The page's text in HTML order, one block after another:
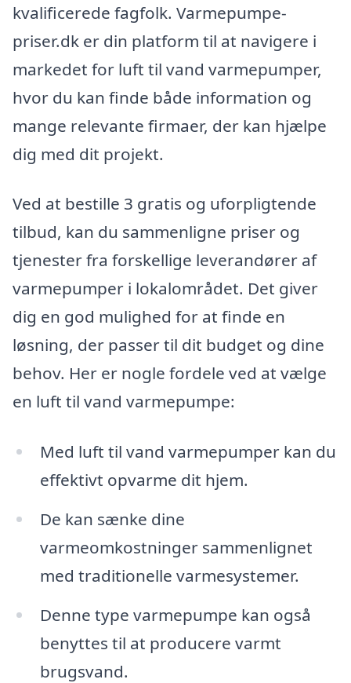
kvalificerede fagfolk. Varmepumpe-
priser.dk er din platform til at navigere i
markedet for luft til vand varmepumper,
hvor du kan finde både information og
mange relevante firmaer, der kan hjælpe
dig med dit projekt.
Ved at bestille 3 gratis og uforpligtende
tilbud, kan du sammenligne priser og
tjenester fra forskellige leverandører af
varmepumper i lokalområdet. Det giver
dig en god mulighed for at finde en
løsning, der passer til dit budget og dine
behov. Her er nogle fordele ved at vælge
en luft til vand varmepumpe:
Med luft til vand varmepumper kan du
effektivt opvarme dit hjem.
De kan sænke dine
varmeomkostninger sammenlignet
med traditionelle varmesystemer.
Denne type varmepumpe kan også
benyttes til at producere varmt
brugsvand.